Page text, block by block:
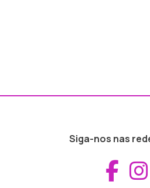
Siga-nos nas